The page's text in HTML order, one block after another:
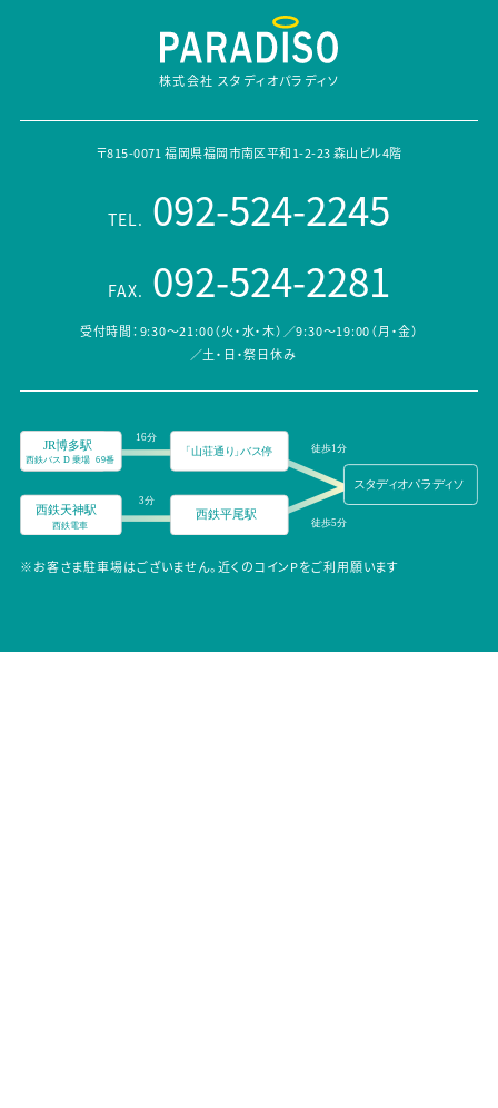
株式会社 スタディオパラディソ
〒815-0071 福岡県福岡市南区平和1-2-23 森山ビル4階
TEL. 092-524-2245
FAX. 092-524-2281
受付時間：9:30～21:00（火・水・木）／9:30～19:00（月・金）
／土・日・祭日休み
※お客さま駐車場はございません。近くのコインPをご利用願います